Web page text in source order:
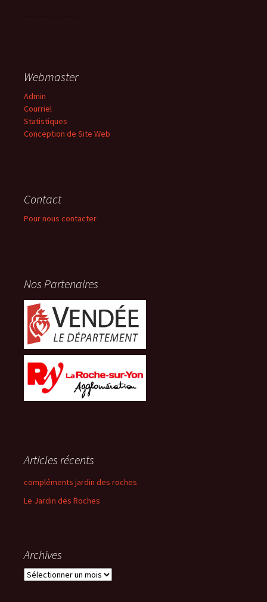
Webmaster
Admin
Courriel
Statistiques
Conception de Site Web
Contact
Pour nous contacter
Nos Partenaires
Articles récents
compléments jardin des roches
Le Jardin des Roches
Archives
Archives